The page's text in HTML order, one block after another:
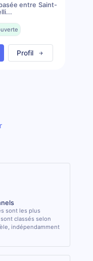
entre Saint-
Profil
sont les plus
classés selon
indépendamment